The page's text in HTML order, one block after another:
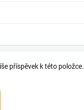
příspěvek k této položce.